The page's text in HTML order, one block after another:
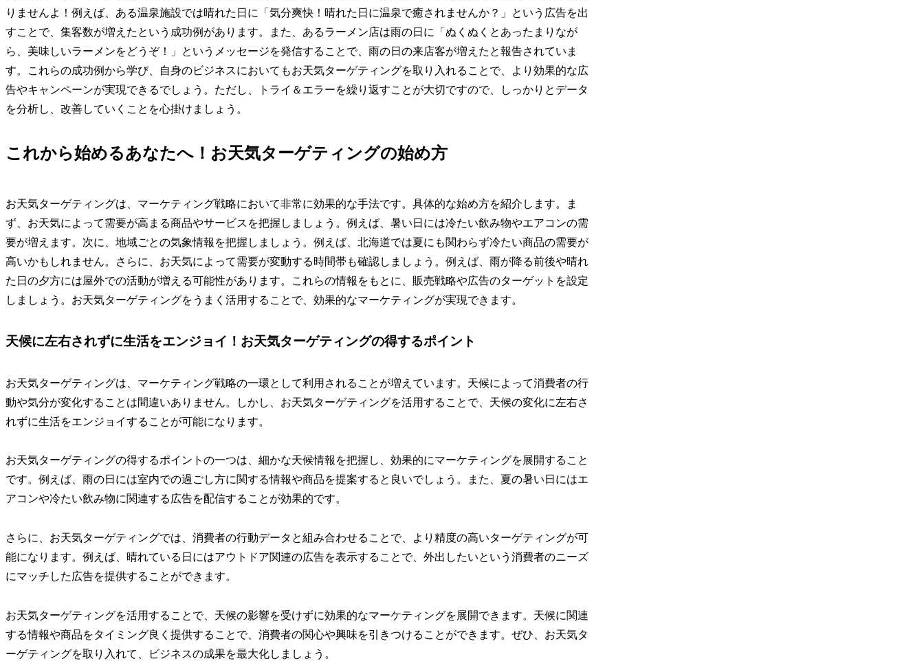
りませんよ！例えば、ある温泉施設では晴れた日に「気分爽快！晴れた日に温泉で癒されませんか？」という広告を出
すことで、集客数が増えたという成功例があります。また、あるラーメン店は雨の日に「ぬくぬくとあったまりなが
ら、美味しいラーメンをどうぞ！」というメッセージを発信することで、雨の日の来店客が増えたと報告されていま
す。これらの成功例から学び、自身のビジネスにおいてもお天気ターゲティングを取り入れることで、より効果的な広
告やキャンペーンが実現できるでしょう。ただし、トライ＆エラーを繰り返すことが大切ですので、しっかりとデータ
を分析し、改善していくことを心掛けましょう。
これから始めるあなたへ！お天気ターゲティングの始め方
お天気ターゲティングは、マーケティング戦略において非常に効果的な手法です。具体的な始め方を紹介します。ま
ず、お天気によって需要が高まる商品やサービスを把握しましょう。例えば、暑い日には冷たい飲み物やエアコンの需
要が増えます。次に、地域ごとの気象情報を把握しましょう。例えば、北海道では夏にも関わらず冷たい商品の需要が
高いかもしれません。さらに、お天気によって需要が変動する時間帯も確認しましょう。例えば、雨が降る前後や晴れ
た日の夕方には屋外での活動が増える可能性があります。これらの情報をもとに、販売戦略や広告のターゲットを設定
しましょう。お天気ターゲティングをうまく活用することで、効果的なマーケティングが実現できます。
天候に左右されずに生活をエンジョイ！お天気ターゲティングの得するポイント
お天気ターゲティングは、マーケティング戦略の一環として利用されることが増えています。天候によって消費者の行
動や気分が変化することは間違いありません。しかし、お天気ターゲティングを活用することで、天候の変化に左右さ
れずに生活をエンジョイすることが可能になります。
お天気ターゲティングの得するポイントの一つは、細かな天候情報を把握し、効果的にマーケティングを展開すること
です。例えば、雨の日には室内での過ごし方に関する情報や商品を提案すると良いでしょう。また、夏の暑い日にはエ
アコンや冷たい飲み物に関連する広告を配信することが効果的です。
さらに、お天気ターゲティングでは、消費者の行動データと組み合わせることで、より精度の高いターゲティングが可
能になります。例えば、晴れている日にはアウトドア関連の広告を表示することで、外出したいという消費者のニーズ
にマッチした広告を提供することができます。
お天気ターゲティングを活用することで、天候の影響を受けずに効果的なマーケティングを展開できます。天候に関連
する情報や商品をタイミング良く提供することで、消費者の関心や興味を引きつけることができます。ぜひ、お天気タ
ーゲティングを取り入れて、ビジネスの成果を最大化しましょう。